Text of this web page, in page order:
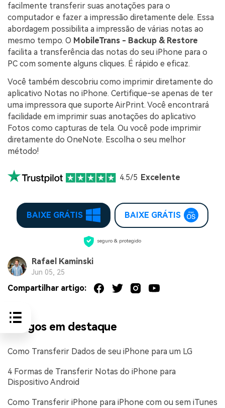
facilmente transferir suas anotações para o
computador e fazer a impressão diretamente dele. Essa
abordagem possibilita a impressão de várias notas ao
mesmo tempo. O MobileTrans - Backup & Restore
facilita a transferência das notas do seu iPhone para o
PC com somente alguns cliques. É rápido e eficaz.
Você também descobriu como imprimir diretamente do
aplicativo Notas no iPhone. Certifique-se apenas de ter
uma impressora que suporte AirPrint. Você encontrará
facilidade em imprimir suas anotações do aplicativo
Fotos como capturas de tela. Ou você pode imprimir
diretamente do OneNote. Escolha o seu melhor
método!
4.5/5 Excelente
BAIXE GRÁTIS BAIXE GRÁTIS
seguro & protegido
Rafael Kaminski
Jun 05, 25
Compartilhar artigo:
Artigos em destaque
Como Transferir Dados de seu iPhone para um LG
4 Formas de Transferir Notas do iPhone para
Dispositivo Android
Como Transferir iPhone para iPhone com ou sem iTunes